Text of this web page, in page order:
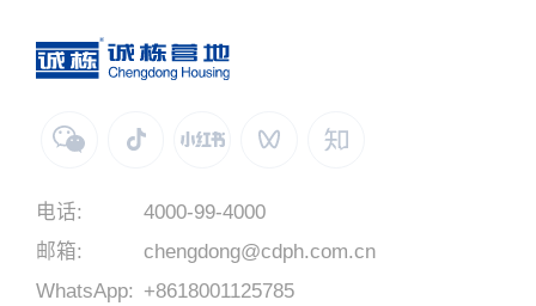
电话:
4000-99-4000
邮箱:
chengdong@cdph.com.cn
WhatsApp: +8618001125785